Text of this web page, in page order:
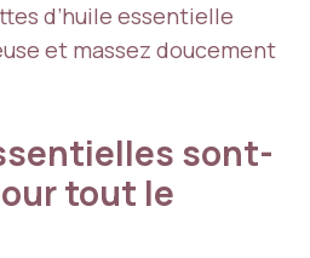
d’huile essentielle
et massez doucement
sont-
tout le